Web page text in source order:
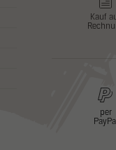
Kauf
per
PayPal